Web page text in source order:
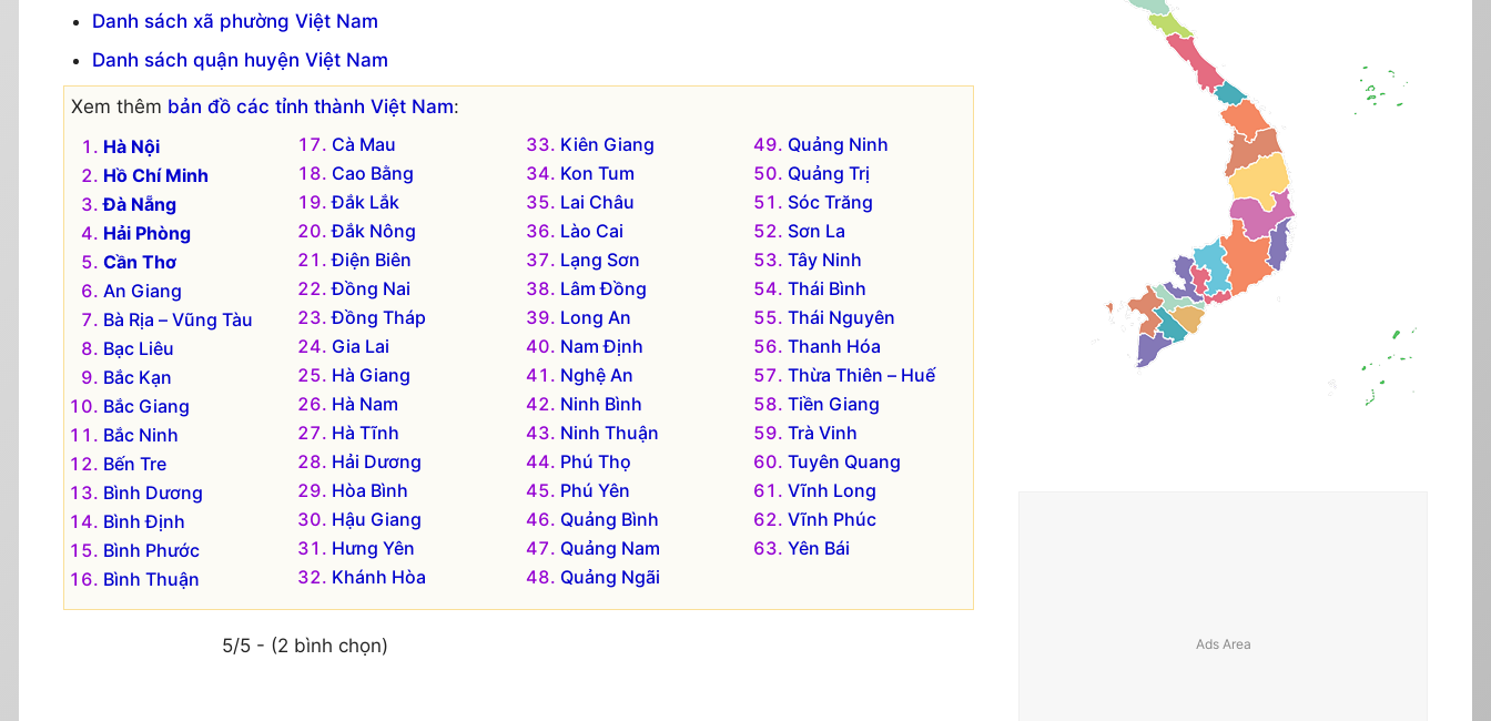
Danh sách xã phường Việt Nam
Danh sách quận huyện Việt Nam
Xem thêm bản đồ các tỉnh thành Việt Nam:
Hà Nội
Hồ Chí Minh
Đà Nẵng
Hải Phòng
Cần Thơ
An Giang
Bà Rịa – Vũng Tàu
Bạc Liêu
Bắc Kạn
Bắc Giang
Bắc Ninh
Bến Tre
Bình Dương
Bình Định
Bình Phước
Bình Thuận
Cà Mau
Cao Bằng
Đắk Lắk
Đắk Nông
Điện Biên
Đồng Nai
Đồng Tháp
Gia Lai
Hà Giang
Hà Nam
Hà Tĩnh
Hải Dương
Hòa Bình
Hậu Giang
Hưng Yên
Khánh Hòa
Kiên Giang
Kon Tum
Lai Châu
Lào Cai
Lạng Sơn
Lâm Đồng
Long An
Nam Định
Nghệ An
Ninh Bình
Ninh Thuận
Phú Thọ
Phú Yên
Quảng Bình
Quảng Nam
Quảng Ngãi
Quảng Ninh
Quảng Trị
Sóc Trăng
Sơn La
Tây Ninh
Thái Bình
Thái Nguyên
Thanh Hóa
Thừa Thiên – Huế
Tiền Giang
Trà Vinh
Tuyên Quang
Vĩnh Long
Vĩnh Phúc
Yên Bái
5/5 - (2 bình chọn)